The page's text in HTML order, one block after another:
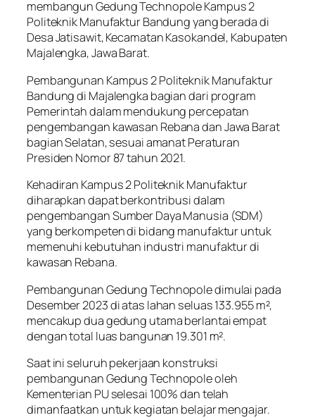
membangun Gedung Technopole Kampus 2
Politeknik Manufaktur Bandung yang berada di
Desa Jatisawit, Kecamatan Kasokandel, Kabupaten
Majalengka, Jawa Barat.
Pembangunan Kampus 2 Politeknik Manufaktur
Bandung di Majalengka bagian dari program
Pemerintah dalam mendukung percepatan
pengembangan kawasan Rebana dan Jawa Barat
bagian Selatan, sesuai amanat Peraturan
Presiden Nomor 87 tahun 2021.
Kehadiran Kampus 2 Politeknik Manufaktur
diharapkan dapat berkontribusi dalam
pengembangan Sumber Daya Manusia (SDM)
yang berkompeten di bidang manufaktur untuk
memenuhi kebutuhan industri manufaktur di
kawasan Rebana.
Pembangunan Gedung Technopole dimulai pada
Desember 2023 di atas lahan seluas 133.955 m²,
mencakup dua gedung utama berlantai empat
dengan total luas bangunan 19.301 m².
Saat ini seluruh pekerjaan konstruksi
pembangunan Gedung Technopole oleh
Kementerian PU selesai 100% dan telah
dimanfaatkan untuk kegiatan belajar mengajar.